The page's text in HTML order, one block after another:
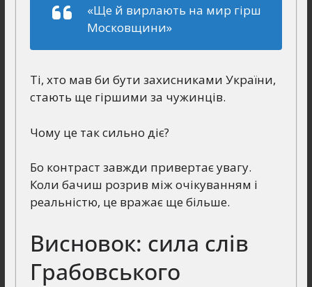
«Ще й вирлають на мир гірш
Московщини»
Ті, хто мав би бути захисниками України,
стають ще гіршими за чужинців.
Чому це так сильно діє?
Бо контраст завжди привертає увагу.
Коли бачиш розрив між очікуванням і
реальністю, це вражає ще більше.
Висновок: сила слів
Грабовського